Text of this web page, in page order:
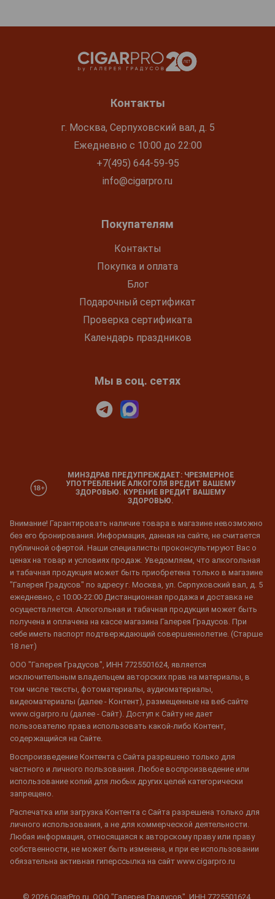
Контакты
г. Москва, Серпуховский вал, д. 5
Ежедневно с 10:00 до 22:00
+7(495) 644-59-95
info@cigarpro.ru
Покупателям
Контакты
Покупка и оплата
Блог
Подарочный сертификат
Проверка сертификата
Календарь праздников
Мы в соц. сетях
МИНЗДРАВ ПРЕДУПРЕЖДАЕТ: ЧРЕЗМЕРНОЕ
УПОТРЕБЛЕНИЕ АЛКОГОЛЯ ВРЕДИТ ВАШЕМУ
ЗДОРОВЬЮ. КУРЕНИЕ ВРЕДИТ ВАШЕМУ
ЗДОРОВЬЮ.
Внимание! Гарантировать наличие товара в магазине невозможно
без его бронирования. Информация, данная на сайте, не считается
публичной офертой. Наши специалисты проконсультируют Вас о
ценах на товар и условиях продаж. Уведомляем, что алкогольная
и табачная продукция может быть приобретена только в магазине
"Галерея Градусов" по адресу г. Москва, ул. Серпуховский вал, д. 5
ежедневно, с 10:00-22:00 Дистанционная продажа и доставка не
осуществляется. Алкогольная и табачная продукция может быть
получена и оплачена на кассе магазина Галерея Градусов. При
себе иметь паспорт подтверждающий совершеннолетие. (Старше
18 лет)
ООО "Галерея Градусов", ИНН 7725501624, является
исключительным владельцем авторских прав на материалы, в
том числе тексты, фотоматериалы, аудиоматериалы,
видеоматериалы (далее - Контент), размещенные на веб-сайте
www.cigarpro.ru (далее - Сайт). Доступ к Сайту не дает
пользователю права использовать какой-либо Контент,
содержащийся на Сайте.
Воспроизведение Контента с Сайта разрешено только для
частного и личного пользования. Любое воспроизведение или
использование копий для любых других целей категорически
запрещено.
Распечатка или загрузка Контента с Сайта разрешена только для
личного использования, а не для коммерческой деятельности.
Любая информация, относящаяся к авторскому праву или праву
собственности, не может быть изменена, и при ее использовании
обязательна активная гиперссылка на сайт www.cigarpro.ru
© 2026 CigarPro.ru, ООО "Галерея Градусов", ИНН 7725501624,